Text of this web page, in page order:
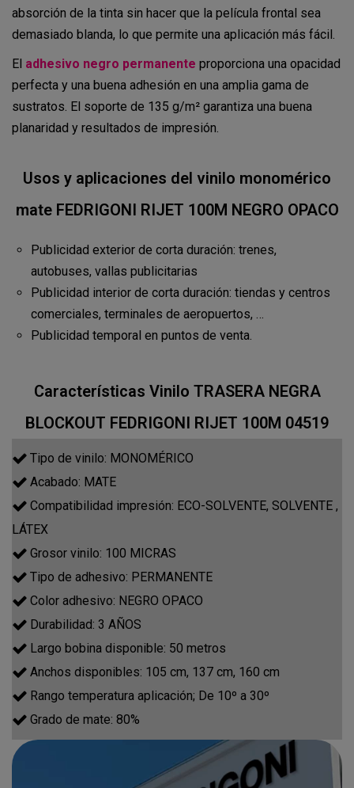
absorción de la tinta sin hacer que la película frontal sea
demasiado blanda, lo que permite una aplicación más fácil.
El adhesivo negro permanente proporciona una opacidad
perfecta y una buena adhesión en una amplia gama de
sustratos. El soporte de 135 g/m² garantiza una buena
planaridad y resultados de impresión.
Usos y aplicaciones del vinilo monomérico
mate FEDRIGONI RIJET 100M NEGRO OPACO
Publicidad exterior de corta duración: trenes,
autobuses, vallas publicitarias
Publicidad interior de corta duración: tiendas y centros
comerciales, terminales de aeropuertos, …
Publicidad temporal en puntos de venta.
Características Vinilo TRASERA NEGRA
BLOCKOUT FEDRIGONI RIJET 100M 04519
Tipo de vinilo: MONOMÉRICO
Acabado: MATE
Compatibilidad impresión: ECO-SOLVENTE, SOLVENTE ,
LÁTEX
Grosor vinilo: 100 MICRAS
Tipo de adhesivo: PERMANENTE
Color adhesivo: NEGRO OPACO
Durabilidad: 3 AÑOS
Largo bobina disponible: 50 metros
Anchos disponibles: 105 cm, 137 cm, 160 cm
Rango temperatura aplicación; De 10º a 30º
Grado de mate: 80%